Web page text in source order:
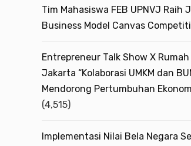
Tim Mahasiswa FEB UPNVJ Raih
Business Model Canvas
Entrepreneur Talk Show X Rumah
Jakarta “Kolaborasi UMKM dan
Mendorong Pertumbuhan
(4,515)
Implementasi Nilai Bela Negara